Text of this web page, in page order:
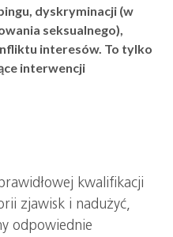
dyskryminacji (w
seksualnego),
interesów. To tylko
interwencji
kwalifikacji
zjawisk i nadużyć,
odpowiednie